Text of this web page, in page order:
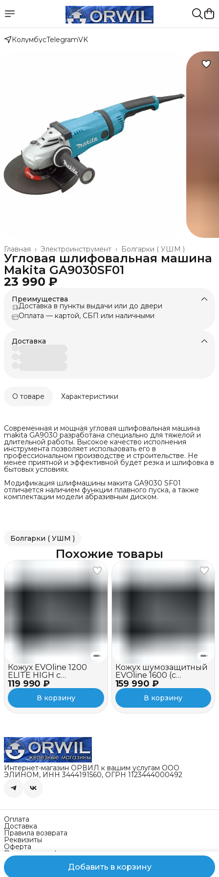
КолумбусTelegramVK
Болгарки ( УШМ )
Электроинструмент ›
Главная ›
Угловая шлифовальная машина
Makita GA9030SF01
23 990 ₽
Добавить в корзину
Преимущества
Доставка в пункты выдачи или до двери
Оплата — картой, СБП или наличными
Доставка
О товаре Характеристики
Современная и мощная угловая шлифовальная машина
makita GA9030 разработана специально для тяжелой и
длительной работы. Высокое качество исполнения
инструмента позволяет использовать его в
профессиональном производстве и строительстве. Не
менее приятной и эффективной будет резка и шлифовка в
бытовых условиях.
Модификация шлифмашины макита GA9030 SF01
отличается наличием функции плавного пуска, а также
комплектации модели абразивным диском.
Болгарки ( УШМ )
Похожие товары
119 990 ₽
Кожух EVOline 1200
ELITE HIGH c
вентилятором
В корзину
159 990 ₽
Кожух шумозащитный
EVOline 1600 (c
вентилятором)
В корзину
Интернет-магазин ОРВИЛ к вашим услугам ООО
ЭЛИНОМ, ИНН 3444191560, ОГРН 1123444000492
Оплата
Доставка
Правила возврата
Реквизиты
Оферта
Политика конфиденциальности
Контакты